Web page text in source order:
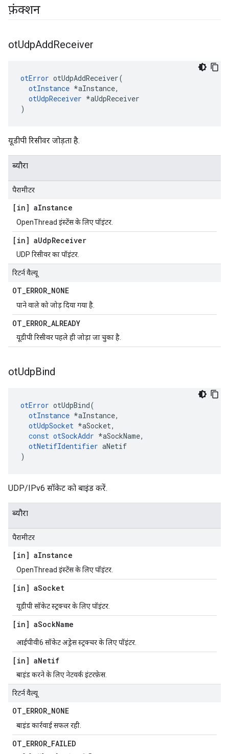
फ़ंक्शन
otUdpAddReceiver
otError otUdpAddReceiver(
otInstance *aInstance,
otUdpReceiver *aUdpReceiver
)
यूडीपी रिसीवर जोड़ता है.
ब्यौरा
पैरामीटर
[in] aInstance
OpenThread इंस्टेंस के लिए पॉइंटर.
[in] aUdpReceiver
UDP रिसीवर का पॉइंटर.
रिटर्न वैल्यू
OT_ERROR_NONE
पाने वाले को जोड़ दिया गया है.
OT_ERROR_ALREADY
यूडीपी रिसीवर पहले ही जोड़ा जा चुका है.
otUdpBind
otError otUdpBind(
otInstance *aInstance,
otUdpSocket *aSocket,
const otSockAddr *aSockName,
otNetifIdentifier aNetif
)
UDP/IPv6 सॉकेट को बाइंड करें.
ब्यौरा
पैरामीटर
[in] aInstance
OpenThread इंस्टेंस के लिए पॉइंटर.
[in] aSocket
यूडीपी सॉकेट स्ट्रक्चर के लिए पॉइंटर.
[in] aSockName
आईपीवी6 सॉकेट अड्रेस स्ट्रक्चर के लिए पॉइंटर.
[in] aNetif
बाइंड करने के लिए नेटवर्क इंटरफ़ेस.
रिटर्न वैल्यू
OT_ERROR_NONE
बाइंड कार्रवाई सफल रही.
OT_ERROR_FAILED